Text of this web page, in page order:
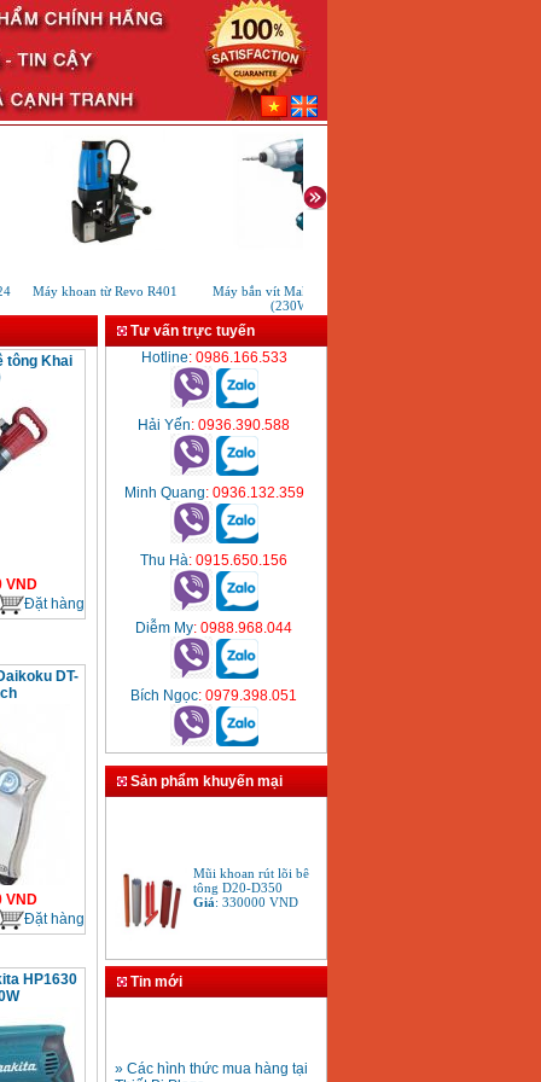
Máy khoan từ Revo R401
Máy bắn vít Makita TD0101
(230W)
tông Khai
VND
Đặt hàng
DT-
VND
Đặt hàng
HP1630
Tư vấn trực tuyến
Hotline: 0986.166.533
Hải Yến: 0936.390.588
Minh Quang: 0936.132.359
Thu Hà: 0915.650.156
Diễm My: 0988.968.044
Bích Ngọc: 0979.398.051
Sản phẩm khuyến mại
tông D20-D350
Giá: 330000VND
Bảng giá máy khoan
Giá:884000VND
Bộ máy khoan Bosch
Tin mới
» Các hình thức mua hàng tại
Thiết Bị Plaza